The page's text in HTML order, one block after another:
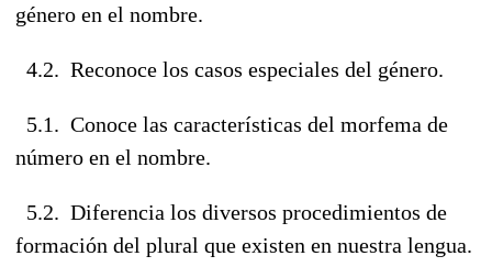
género en el nombre.
4.2. Reconoce los casos especiales del género.
5.1. Conoce las características del morfema de
número en el nombre.
5.2. Diferencia los diversos procedimientos de
formación del plural que existen en nuestra lengua.